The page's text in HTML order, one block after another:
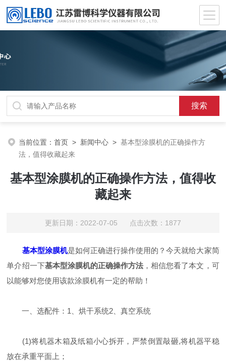
当前位置：首页 > 新闻中心 >基本型涂膜机的正确操作方
法，值得收藏起来
基本型涂膜机的正确操作方法，值得收
藏起来
更新日期：2022-07-05 点击次数：1877
基本型涂膜机是如何正确进行操作使用的？今天就给大家简
单介绍一下基本型涂膜机的正确操作方法 ，相信您看了本文，可
以能够对您使用该款涂膜机有一定的帮助！
一、选配件：1、烘干系统2、真空系统
(1)将机器木箱及纸箱小心拆开，严禁倒置敲砸,将机器平稳
放在承重平面上；